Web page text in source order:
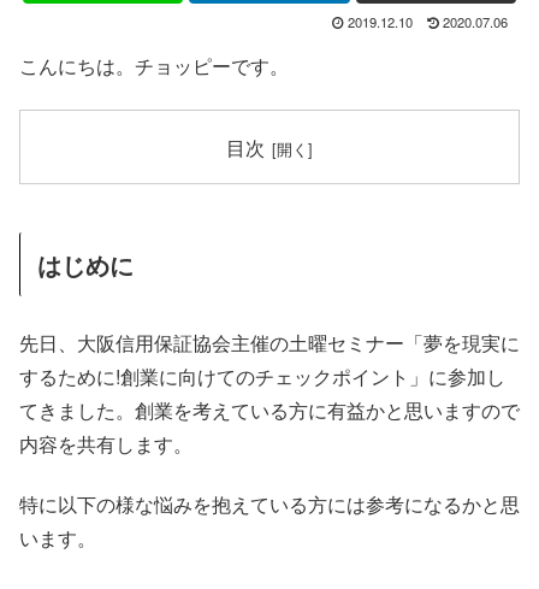
2019.12.10 2020.07.06
こんにちは。チョッピーです。
目次
はじめに
先日、大阪信用保証協会主催の土曜セミナー「夢を現実に
するために!創業に向けてのチェックポイント」に参加し
てきました。創業を考えている方に有益かと思いますので
内容を共有します。
特に以下の様な悩みを抱えている方には参考になるかと思
います。